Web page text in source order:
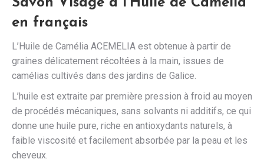
Savon Visage à l’Huile de Camélia
en français
L’Huile de Camélia ACEMELIA est obtenue à partir de
graines délicatement récoltées à la main, issues de
camélias cultivés dans des jardins de Galice.
L’huile est extraite par première pression à froid au moyen
de procédés mécaniques, sans solvants ni additifs, ce qui
donne une huile pure, riche en antioxydants naturels, à
faible viscosité et facilement absorbée par la peau et les
cheveux.